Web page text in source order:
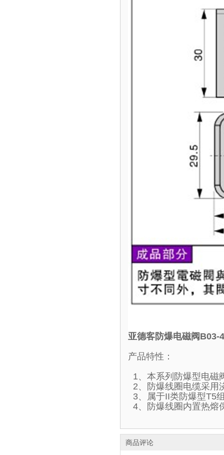
亚德客防爆电磁阀B03-
产品特性：
1、本系列防爆型电磁
2、防爆线圈电缆采用
3、属于II类防爆型T5
4、防爆线圈内置热熔
商品评论